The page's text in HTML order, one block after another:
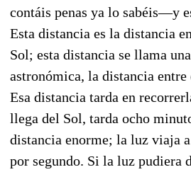
contáis penas ya lo sabéis—y
Esta distancia es la distancia
Sol; esta distancia se llama una
astronómica, la distancia
Esa distancia tarda en
llega del Sol, tarda ocho
distancia enorme; la luz viaja
por segundo. Si la luz pudiera